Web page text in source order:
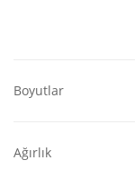
Boyutlar
Ağırlık